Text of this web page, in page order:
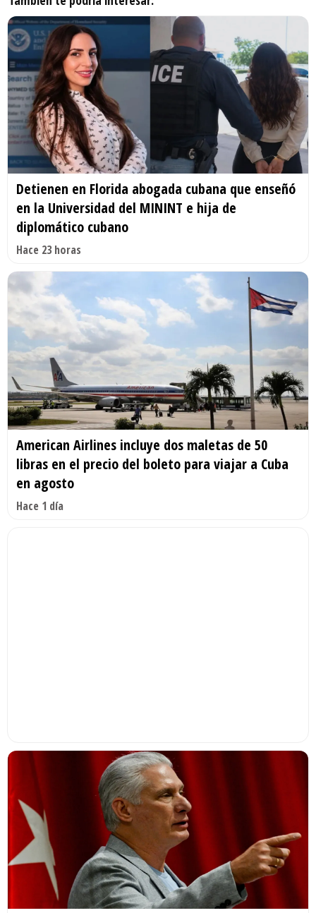
Detienen en Florida abogada cubana que enseñó
en la Universidad del MININT e hija de
diplomático cubano
Hace 23 horas
American Airlines incluye dos maletas de 50
libras en el precio del boleto para viajar a Cuba
en agosto
Hace 1 día